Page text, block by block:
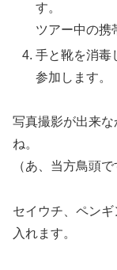
す。
ツアー中の
手と靴を消毒
参加します。
写真撮影が出来
ね。
（あ、当方鳥頭で
セイウチ、ペン
入れます。